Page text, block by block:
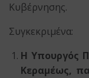
Κυβέρνησης.
Συγκεκριμένα:
Η Υπουργός
Κεραμέως,